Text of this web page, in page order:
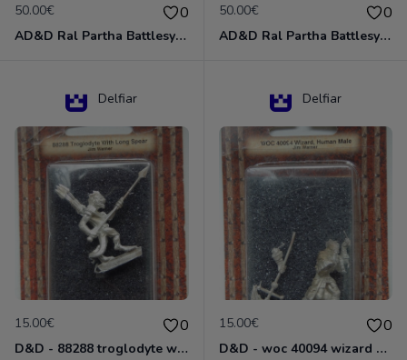
50.00€ 0
AD&D Ral Partha Battlesystem Miniatures Pack Iron Lord Dwarf Crossbowmen 11-854
50.00€ 0
AD&D Ral Partha Battlesystem Villains/Forgotten Realms 11-955 Miniatures
Delfiar
15.00€ 0
D&D - 88288 troglodyte with long Miniature - Donjons Dragons
Delfiar
15.00€ 0
D&D - woc 40094 wizard human male Miniature - Donjons Dragons